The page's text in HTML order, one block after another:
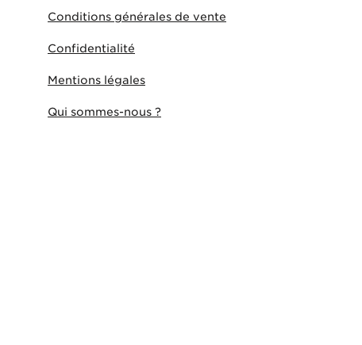
Conditions générales de vente
Confidentialité
Mentions légales
Qui sommes-nous ?